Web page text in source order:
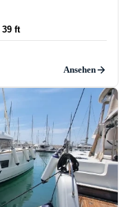
39 ft
Ansehen